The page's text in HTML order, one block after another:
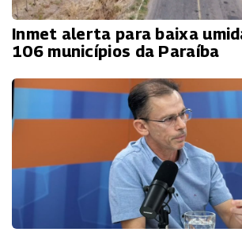
Inmet alerta para baixa
106 municípios da Paraíba